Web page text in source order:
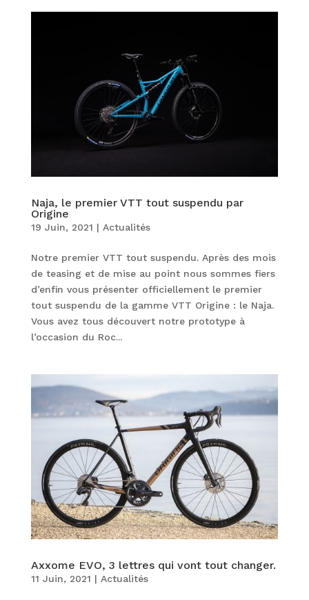
Naja, le premier VTT tout suspendu par
Origine
19 Juin, 2021 | Actualités
Notre premier VTT tout suspendu. Après des mois
de teasing et de mise au point nous sommes fiers
d’enfin vous présenter officiellement le premier
tout suspendu de la gamme VTT Origine : le Naja.
Vous avez tous découvert notre prototype à
l’occasion du Roc...
Axxome EVO, 3 lettres qui vont tout changer.
11 Juin, 2021 | Actualités